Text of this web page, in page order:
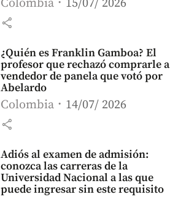
Colombia 15/07/ 2026
share
¿Quién es Franklin Gamboa? El
profesor que rechazó comprarle a
vendedor de panela que votó por
Abelardo
Colombia 14/07/ 2026
share
Adiós al examen de admisión:
conozca las carreras de la
Universidad Nacional a las que
puede ingresar sin este requisito